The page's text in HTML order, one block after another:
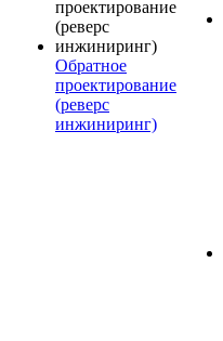
Обратное
проектирование
(реверс
инжиниринг)